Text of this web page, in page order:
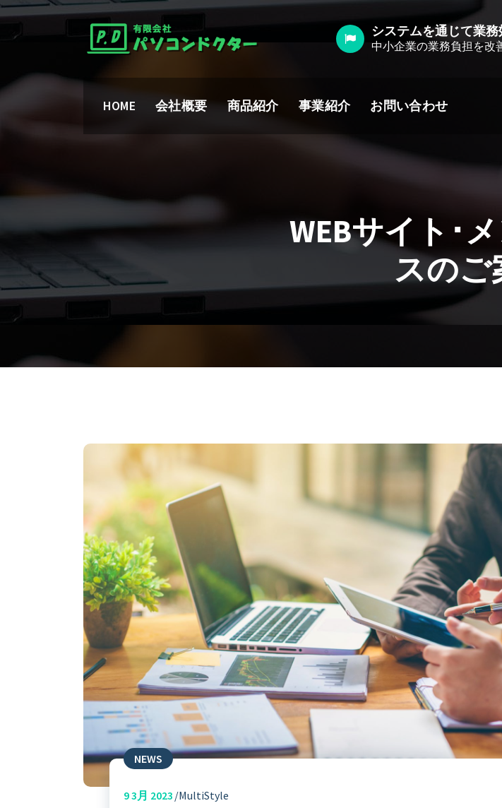
Skip
Content
有限会社パソコンドクター
システムを通じて業
中小企業の業務負担を改
HOME 会社概要 商品紹介 事業紹介 お問い合わせ
WEBサイト･
スのご
NEWS
93月 2023 MultiStyle